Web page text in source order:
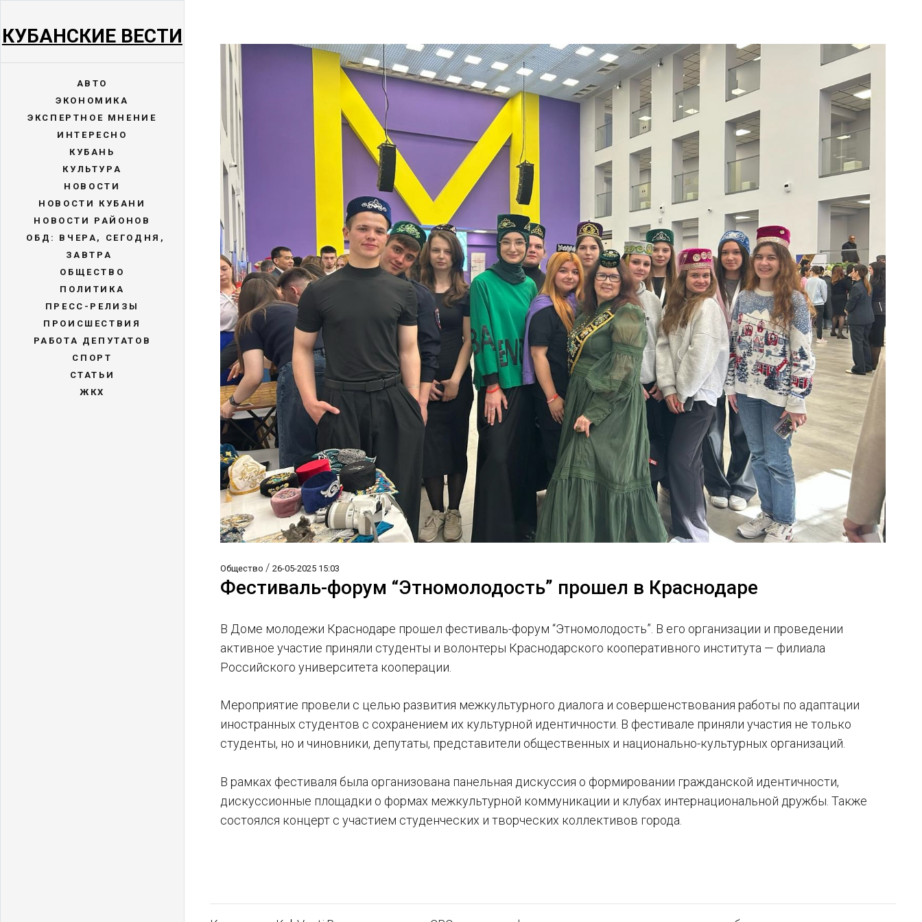
КУБАНСКИЕ ВЕСТИ
АВТО
ЭКОНОМИКА
ЭКСПЕРТНОЕ МНЕНИЕ
ИНТЕРЕСНО
КУБАНЬ
КУЛЬТУРА
НОВОСТИ
НОВОСТИ КУБАНИ
НОВОСТИ РАЙОНОВ
ОБД: ВЧЕРА, СЕГОДНЯ,
ЗАВТРА
ОБЩЕСТВО
ПОЛИТИКА
ПРЕСС-РЕЛИЗЫ
ПРОИСШЕСТВИЯ
РАБОТА ДЕПУТАТОВ
СПОРТ
СТАТЬИ
ЖКХ
Общество/26-05-2025 15:03
Фестиваль-форум “Этномолодость” прошел в Краснодаре
В Доме молодежи Краснодаре прошел фестиваль-форум “Этномолодость”. В его организации и проведении
активное участие приняли студенты и волонтеры Краснодарского кооперативного института — филиала
Российского университета кооперации.
Мероприятие провели с целью развития межкультурного диалога и совершенствования работы по адаптации
иностранных студентов с сохранением их культурной идентичности. В фестивале приняли участия не только
студенты, но и чиновники, депутаты, представители общественных и национально-культурных организаций.
В рамках фестиваля была организована панельная дискуссия о формировании гражданской идентичности,
дискуссионные площадки о формах межкультурной коммуникации и клубах интернациональной дружбы. Также
состоялся концерт с участием студенческих и творческих коллективов города.